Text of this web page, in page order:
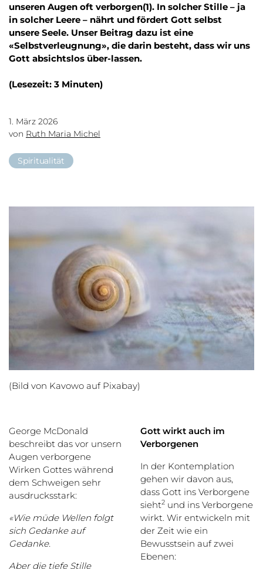
unseren Augen oft verborgen(1). In solcher Stille – ja
in solcher Leere – nährt und fördert Gott selbst
unsere Seele. Unser Beitrag dazu ist eine
«Selbstverleugnung», die darin besteht, dass wir uns
Gott absichtslos über-lassen.
(Lesezeit: 3 Minuten)
1. März 2026
von Ruth Maria Michel
Spiritualität
(Bild von Kavowo auf Pixabay)
George McDonald
beschreibt das vor unsern
Augen verborgene
Wirken Gottes während
dem Schweigen sehr
ausdrucksstark:
«Wie müde Wellen folgt
sich Gedanke auf
Gedanke.
Aber die tiefe Stille
Gott wirkt auch im
Verborgenen
In der Kontemplation
gehen wir davon aus,
dass Gott ins Verborgene
sieht2 und ins Verborgene
wirkt. Wir entwickeln mit
der Zeit wie ein
Bewusstsein auf zwei
Ebenen: